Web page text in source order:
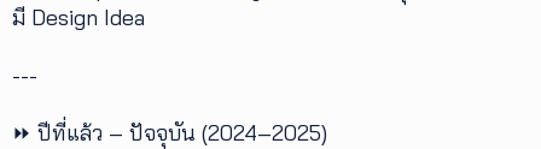
มี Design Idea
---
⏩ ปีที่แล้ว – ปัจจุบัน (2024–2025)